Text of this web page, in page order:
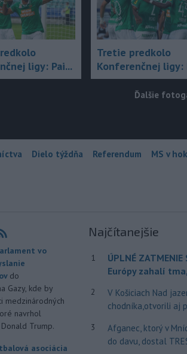
ligy: Pai...
Tretie predkolo
Konferenčnej ligy:
Ďalšie
Dielo týždňa Referendum MS v
vo
do
Gazy, kde by
medzinárodných
navrhol
Trump.
asociácia
Najčítanejšie
1
ÚPLNÉ
Európy zahalí
2
V Košiciach Nad
chodníka,otvorili aj
3
Afganec, ktorý v
do davu, dostal